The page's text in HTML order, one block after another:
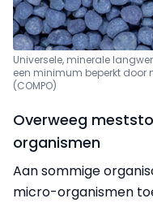
Universele, minerale
een minimum beperkt door
(COMPO)
Overweeg
organismen
Aan sommige
micro-organismen